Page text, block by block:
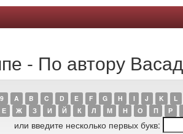
- По автору
A B C D E F G H I J K L
Е Ж З И Й К Л М Н О П Р
или введите несколько первых букв: